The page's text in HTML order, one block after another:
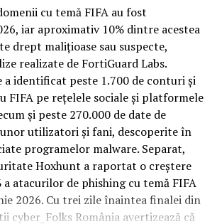
locuință obișnuită, o cameră de hotel
de utilizare intensă: oaspeți diferiți,
curățenie zilnică, uneori mai multe
în aceeași săptămână. Această
de utilizare pune presiune reală pe
pardoseala este printre primele
vizibil, mai ales în zona din jurul
acces.
sau construcție, administratorii
mocheta trafic intens
pentru zonele
riscul de uzură prematură și de
în punctele de trecere frecventă. Este
cu temă FIFA au fost
iar aproximativ 10% dintre acestea
drept malițioase sau suspecte,
realizate de FortiGuard Labs.
a identificat peste 1.700 de conturi și
FIFA pe rețelele sociale și platformele
și peste 270.000 de date de
utilizatori și fani, descoperite în
programelor malware. Separat,
Hoxhunt a raportat o creștere
a atacurilor de phishing cu temă FIFA
2026. Cu trei zile înaintea finalei din
cyber_Folks România avertizează că